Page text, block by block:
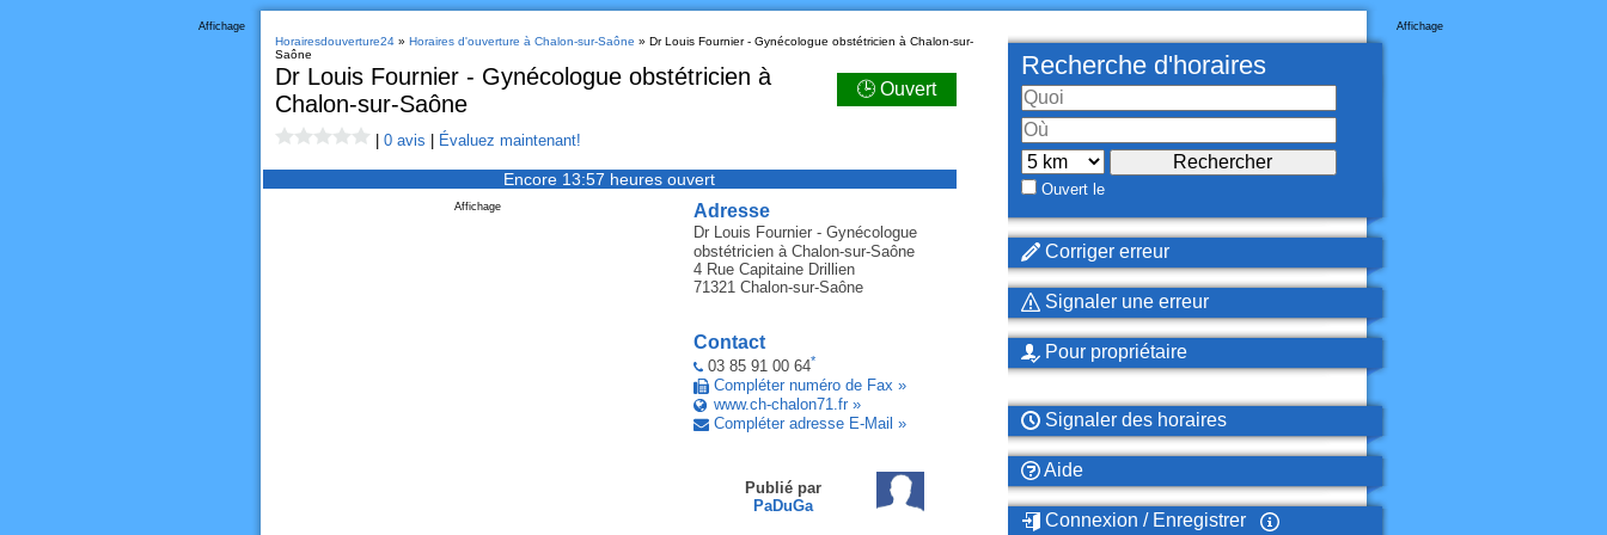
Affichage
Horairesdouverture24» Horaires d'ouverture à Chalon-sur-Saône » Dr Louis Fournier - Gynécologue obstétricien à Chalon-sur-
Saône
Dr Louis Fournier - Gynécologue obstétricien à
Chalon-sur-Saône
🕒 Ouvert
0 avis Évaluez maintenant!
Encore 13:57 heures ouvert
Adresse
Dr Louis Fournier - Gynécologue
obstétricienà Chalon-sur-Saône
4 Rue Capitaine Drillien
71321 Chalon-sur-Saône
Contact
03 85 91 00 64*
Compléter numéro de Fax »
www.ch-chalon71.fr »
Compléter adresse E-Mail »
Publié par
PaDuGa
Affichage
Affichage
Recherche d'horaires
Ouvert le
Corriger erreur
Signaler une erreur
Pour propriétaire
Signaler des horaires
Aide
Connexion / Enregistrer